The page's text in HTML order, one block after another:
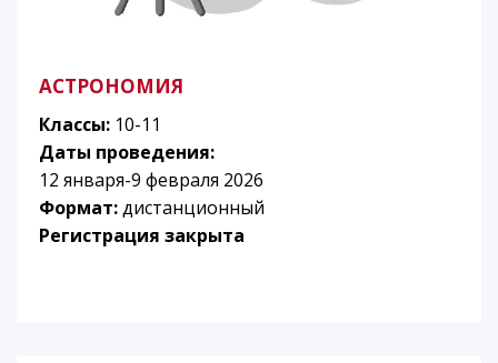
АСТРОНОМИЯ
Классы: 10-11
Даты проведения:
12 января-9 февраля 2026
Формат:дистанционный
Регистрация закрыта